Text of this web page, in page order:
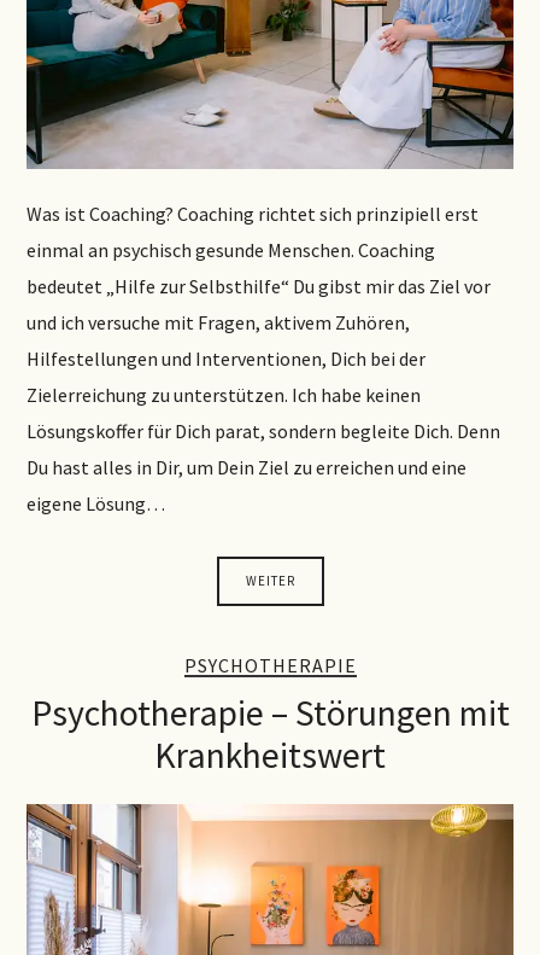
Was ist Coaching? Coaching richtet sich prinzipiell erst
einmal an psychisch gesunde Menschen. Coaching
bedeutet „Hilfe zur Selbsthilfe“ Du gibst mir das Ziel vor
und ich versuche mit Fragen, aktivem Zuhören,
Hilfestellungen und Interventionen, Dich bei der
Zielerreichung zu unterstützen. Ich habe keinen
Lösungskoffer für Dich parat, sondern begleite Dich. Denn
Du hast alles in Dir, um Dein Ziel zu erreichen und eine
eigene Lösung…
WEITER
PSYCHOTHERAPIE
Psychotherapie – Störungen mit
Krankheitswert